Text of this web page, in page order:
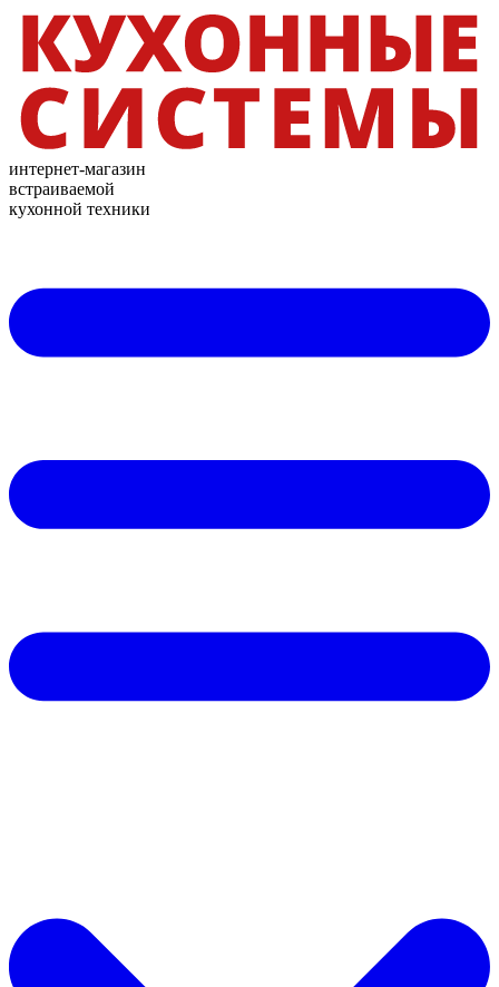
интернет-магазин
встраиваемой
кухонной техники